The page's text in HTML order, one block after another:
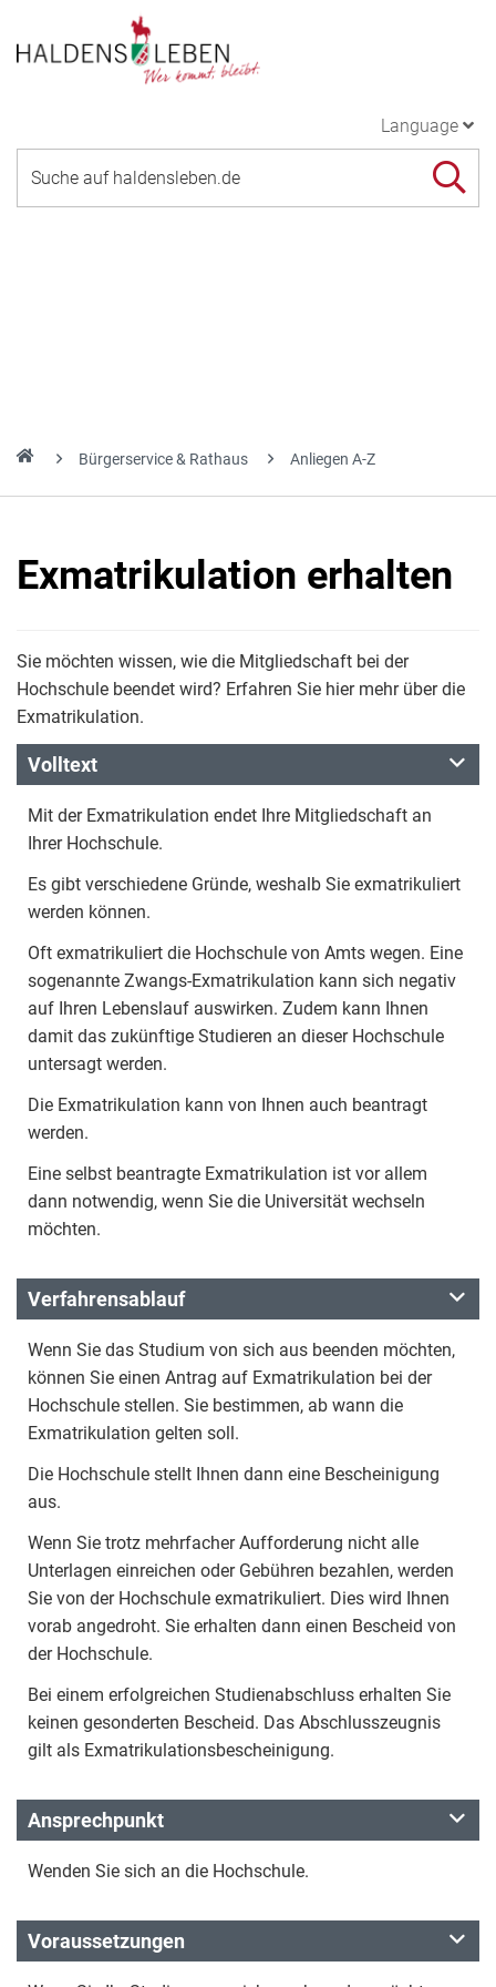
Language
Bürgerservice & Rathaus Anliegen A-Z
Exmatrikulation erhalten
Sie möchten wissen, wie die Mitgliedschaft bei der
Hochschule beendet wird? Erfahren Sie hier mehr über die
Exmatrikulation.
Volltext
Mit der Exmatrikulation endet Ihre Mitgliedschaft an
Ihrer Hochschule.
Es gibt verschiedene Gründe, weshalb Sie exmatrikuliert
werden können.
Oft exmatrikuliert die Hochschule von Amts wegen. Eine
sogenannte Zwangs-Exmatrikulation kann sich negativ
auf Ihren Lebenslauf auswirken. Zudem kann Ihnen
damit das zukünftige Studieren an dieser Hochschule
untersagt werden.
Die Exmatrikulation kann von Ihnen auch beantragt
werden.
Eine selbst beantragte Exmatrikulation ist vor allem
dann notwendig, wenn Sie die Universität wechseln
möchten.
Verfahrensablauf
Wenn Sie das Studium von sich aus beenden möchten,
können Sie einen Antrag auf Exmatrikulation bei der
Hochschule stellen. Sie bestimmen, ab wann die
Exmatrikulation gelten soll.
Die Hochschule stellt Ihnen dann eine Bescheinigung
aus.
Wenn Sie trotz mehrfacher Aufforderung nicht alle
Unterlagen einreichen oder Gebühren bezahlen, werden
Sie von der Hochschule exmatrikuliert. Dies wird Ihnen
vorab angedroht. Sie erhalten dann einen Bescheid von
der Hochschule.
Bei einem erfolgreichen Studienabschluss erhalten Sie
keinen gesonderten Bescheid. Das Abschlusszeugnis
gilt als Exmatrikulationsbescheinigung.
Ansprechpunkt
Wenden Sie sich an die Hochschule.
Voraussetzungen